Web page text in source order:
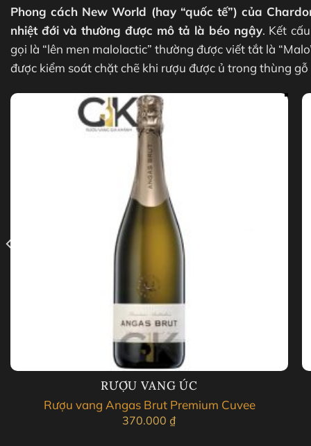
Phong cách New World (hay “quốc tế”) của
nhiệt đới và thường được mô tả là béo ngậy. Kết
gọi là “lên men malolactic” thường được viết tắt là
được kiểm soát chặt chẽ khi rượu được ủ trong thùng gỗ
RƯỢU VANG ÚC
Rượu vang Angas Brut Premium Cuvee
370.000 ₫